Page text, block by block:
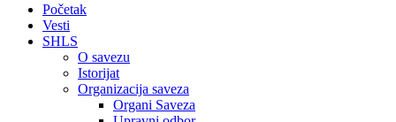
Početak
Vesti
SHLS
O savezu
Istorijat
Organizacija saveza
Organi Saveza